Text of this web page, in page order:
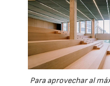
Para aprovechar al